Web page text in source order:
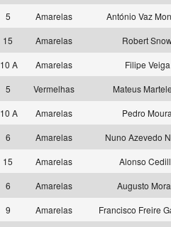
5 Amarelas
António Vaz
15 Amarelas
Robert
10 A Amarelas
Filipe Veiga
5 Vermelhas
Mateus
10 A Amarelas
Pedro
6 Amarelas
Nuno Azevedo
15 Amarelas
Alonso
6 Amarelas
Augusto
9 Amarelas
Francisco Freire